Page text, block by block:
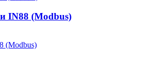
IN88 (Modbus)